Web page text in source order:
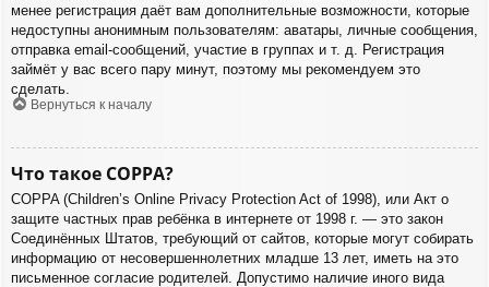
менее регистрация даёт вам дополнительные возможности, которые
недоступны анонимным пользователям: аватары, личные сообщения,
отправка email-сообщений, участие в группах и т. д. Регистрация
займёт у вас всего пару минут, поэтому мы рекомендуем это
сделать.
Вернуться к началу
Что такое COPPA?
COPPA (Children’s Online Privacy Protection Act of 1998), или Акт о
защите частных прав ребёнка в интернете от 1998 г. — это закон
Соединённых Штатов, требующий от сайтов, которые могут собирать
информацию от несовершеннолетних младше 13 лет, иметь на это
письменное согласие родителей. Допустимо наличие иного вида